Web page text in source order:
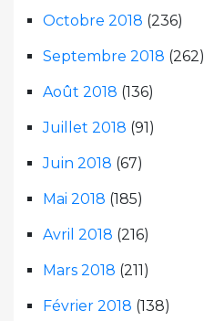
Octobre 2018 (236)
Septembre 2018 (262)
Août 2018 (136)
Juillet 2018 (91)
Juin 2018 (67)
Mai 2018 (185)
Avril 2018 (216)
Mars 2018 (211)
Février 2018 (138)